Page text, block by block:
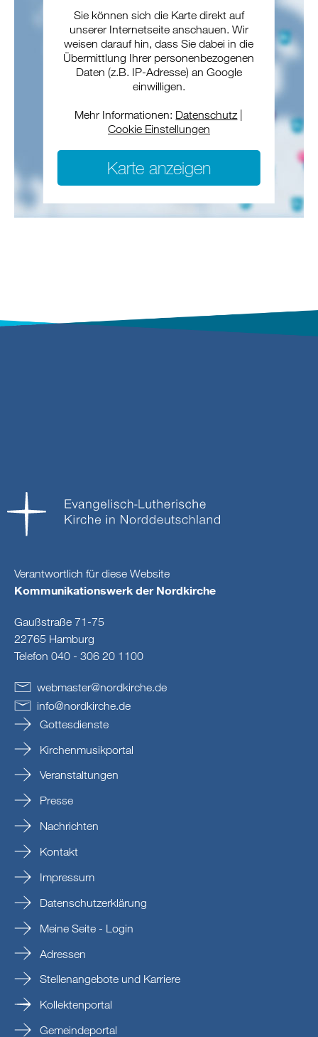
Sie können sich die Karte direkt auf
unserer Internetseite anschauen. Wir
weisen darauf hin, dass Sie dabei in die
Übermittlung Ihrer personenbezogenen
Daten (z.B. IP-Adresse) an Google
einwilligen.
Mehr Informationen: Datenschutz
Cookie Einstellungen
Karte anzeigen
Verantwortlich für diese Website
Kommunikationswerk der Nordkirche
Gaußstraße 71-75
22765 Hamburg
Telefon 040 - 306 20 1100
webmaster@nordkirche.de
info@nordkirche.de
Gottesdienste
Kirchenmusikportal
Veranstaltungen
Presse
Nachrichten
Kontakt
Impressum
Datenschutzerklärung
Meine Seite - Login
Adressen
Stellenangebote und Karriere
Kollektenportal
Gemeindeportal